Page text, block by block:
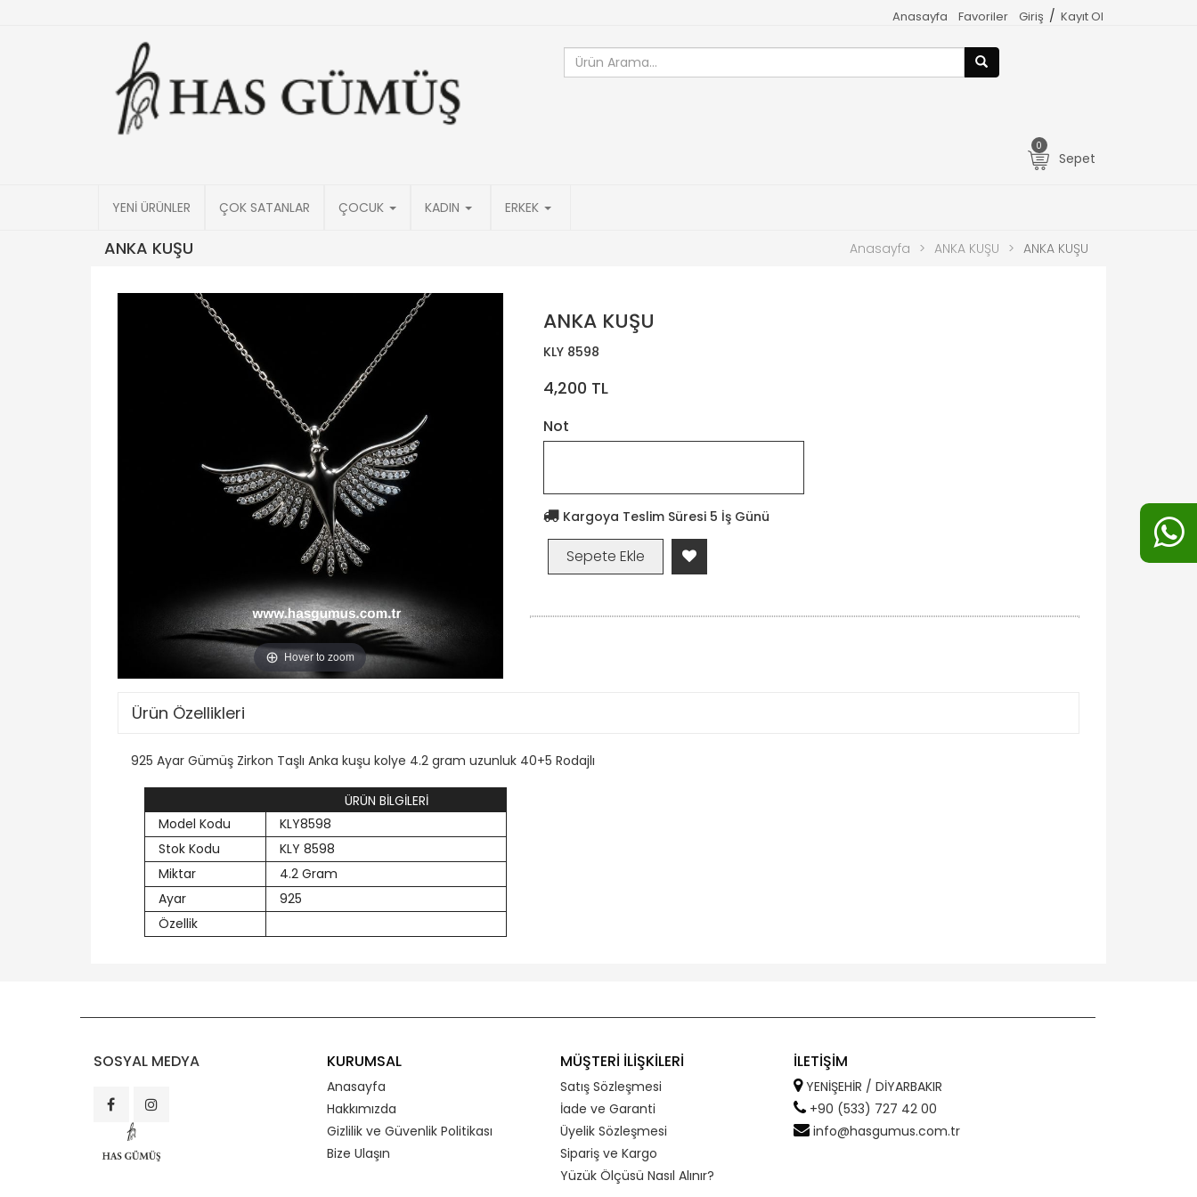
Giriş / Kayıt Ol
Favoriler
Anasayfa
0
Sepet
YENİ ÜRÜNLER ÇOK SATANLAR ÇOCUK KADIN ERKEK
ANKA KUŞU Anasayfa > ANKA KUŞU > ANKA KUŞU
Hover to zoom
ANKA KUŞU
KLY 8598
4,200 TL
Not
Kargoya Teslim Süresi 5 İş Günü
Ürün Özellikleri
925 Ayar Gümüş Zirkon Taşlı Anka kuşu kolye 4.2 gram uzunluk 40+5 Rodajlı
ÜRÜN BİLGİLERİ
Model Kodu
KLY8598
Stok Kodu
KLY 8598
Miktar
4.2 Gram
Ayar
925
Özellik
SOSYAL MEDYA KURUMSAL
Anasayfa
Hakkımızda
Gizlilik ve Güvenlik Politikası
Bize Ulaşın
MÜŞTERİ İLİŞKİLERİ
Satış Sözleşmesi
İade ve Garanti
Üyelik Sözleşmesi
Sipariş ve Kargo
Yüzük Ölçüsü Nasıl Alınır?
İLETİŞİM
YENİŞEHİR / DİYARBAKIR
+90 (533) 727 42 00
info@hasgumus.com.tr